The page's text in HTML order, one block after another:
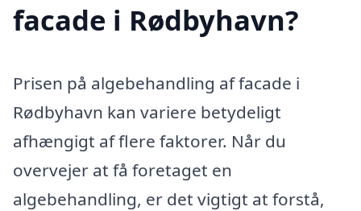
facade i Rødbyhavn?
Prisen på algebehandling af facade i
Rødbyhavn kan variere betydeligt
afhængigt af flere faktorer. Når du
overvejer at få foretaget en
algebehandling, er det vigtigt at forstå,